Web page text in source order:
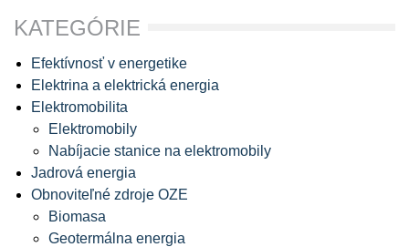
KATEGÓRIE
Efektívnosť v energetike
Elektrina a elektrická energia
Elektromobilita
Elektromobily
Nabíjacie stanice na elektromobily
Jadrová energia
Obnoviteľné zdroje OZE
Biomasa
Geotermálna energia